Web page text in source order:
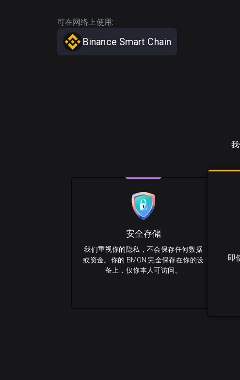
可在网络上使用:
Binance Smart Chain
即
安全存储
我们重视你的隐私，不会保存任何数据
或资金。你的 BMON 完全保存在你的设
备上，仅你本人可访问。